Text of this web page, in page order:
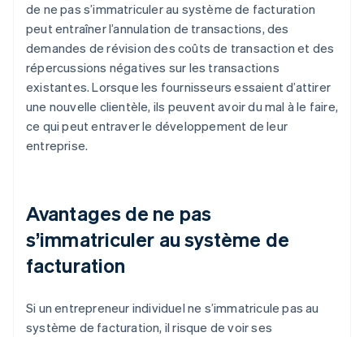
de ne pas s’immatriculer au système de facturation
peut entraîner l’annulation de transactions, des
demandes de révision des coûts de transaction et des
répercussions négatives sur les transactions
existantes. Lorsque les fournisseurs essaient d’attirer
une nouvelle clientèle, ils peuvent avoir du mal à le faire,
ce qui peut entraver le développement de leur
entreprise.
Avantages de ne pas
s’immatriculer au système de
facturation
Si un entrepreneur individuel ne s’immatricule pas au
système de facturation, il risque de voir ses